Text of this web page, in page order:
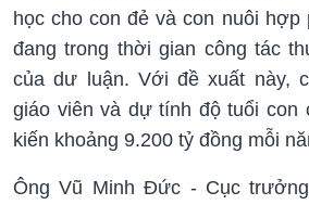
học cho con đẻ và con nuôi hợp
đang trong thời gian công tác
của dư luận. Với đề xuất này,
giáo viên và dự tính độ tuổi con
kiến khoảng 9.200 tỷ đồng mỗi
Ông Vũ Minh Đức - Cục